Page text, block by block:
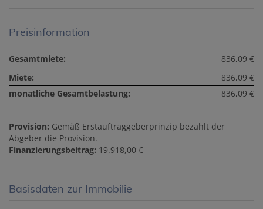
Preisinformation
Gesamtmiete:
836,09 €
Miete:
836,09 €
monatliche Gesamtbelastung:
836,09 €
Provision: Gemäß Erstauftraggeberprinzip bezahlt der
Abgeber die Provision.
Finanzierungsbeitrag: 19.918,00 €
Basisdaten zur Immobilie